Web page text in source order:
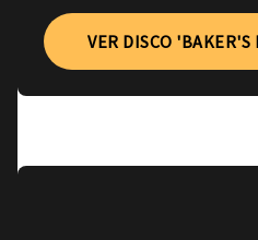
VER DISCO 'BAKER'S